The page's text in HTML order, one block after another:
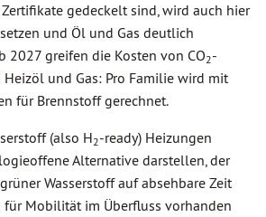
gedeckelt sind, wird auch hier
und Öl und Gas deutlich
2027 greifen die Kosten von CO2-
und Gas: Pro Familie wird mit
für Brennstoff gerechnet.
(also H2-ready) Heizungen
Alternative darstellen, der
Wasserstoff auf absehbare Zeit
Mobilität im Überfluss vorhanden